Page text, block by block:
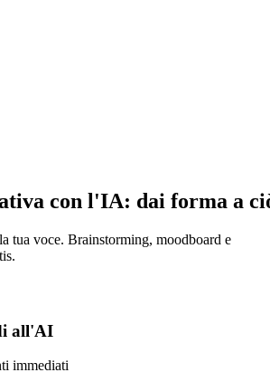
con l'IA: dai forma a
tua voce. Brainstorming, moodboard e
all'AI
immediati